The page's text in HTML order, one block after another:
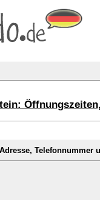
Telefonnummer